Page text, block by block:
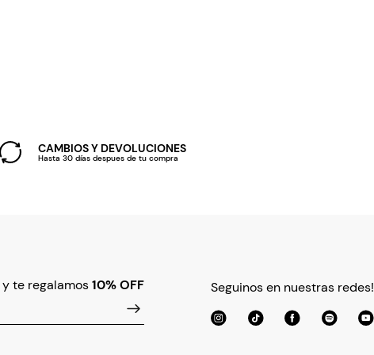
CAMBIOS Y DEVOLUCIONES
Hasta 30 días despues de tu compra
y te regalamos10% OFF Seguinos en nuestras redes!